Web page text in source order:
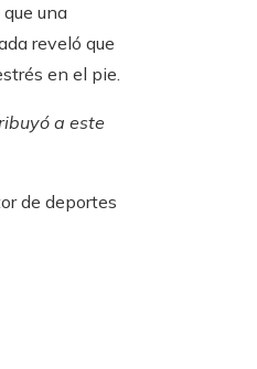
una
reveló que
en el pie.
a este
de deportes